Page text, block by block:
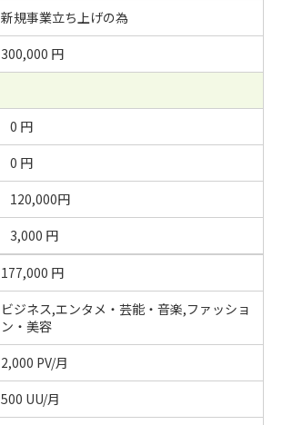
新規事業立ち上げの為
300,000 円
0 円
0 円
120,000円
3,000 円
177,000 円
ビジネス,エンタメ・芸能・音楽,ファッショ
ン・美容
2,000 PV/月
500 UU/月